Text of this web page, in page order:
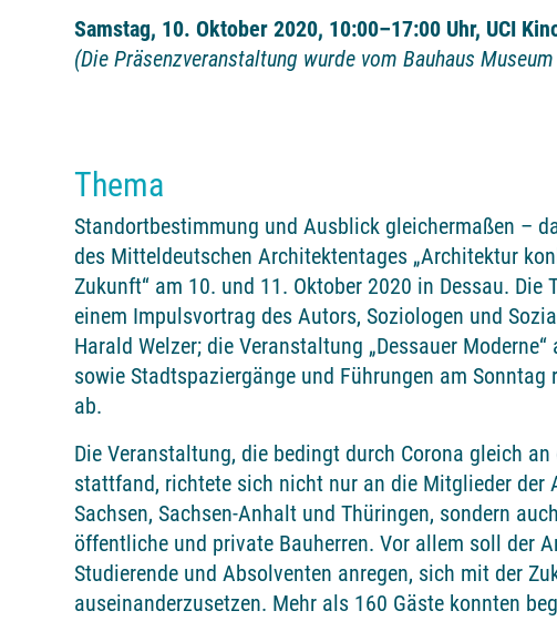
Samstag, 10. Oktober 2020, 10:00–17:00 Uhr, UCI
(Die Präsenzveranstaltung wurde vom Bauhaus
Thema
Standortbestimmung und Ausblick gleichermaßen –
des Mitteldeutschen Architektentages „Architektur
Zukunft“ am 10. und 11. Oktober 2020 in Dessau. Die
einem Impulsvortrag des Autors, Soziologen und
Harald Welzer; die Veranstaltung „Dessauer
sowie Stadtspaziergänge und Führungen am Sonntag
ab.
Die Veranstaltung, die bedingt durch Corona gleich an
stattfand, richtete sich nicht nur an die Mitglieder der
Sachsen, Sachsen-Anhalt und Thüringen, sondern
öffentliche und private Bauherren. Vor allem soll der
Studierende und Absolventen anregen, sich mit der
auseinanderzusetzen. Mehr als 160 Gäste konnten